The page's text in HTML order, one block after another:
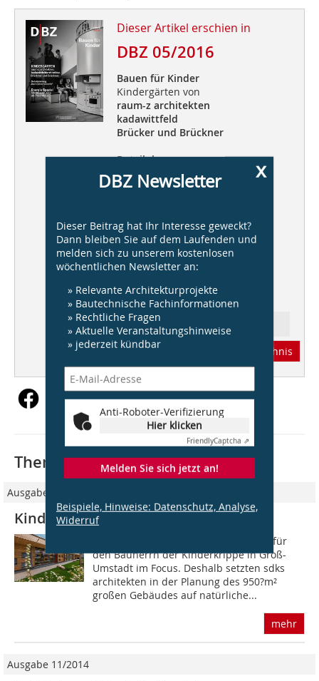
Dieser Artikel erschien in
DBZ 05/2016
Bauen für Kinder
Kindergärten von
raum-z architekten
kadawittfeld
Brücker und Brückner
Detailplanung
„Barrierefreie Schwelle“
Heftpate
Raum-z architekten
Ressort: Architektur
Abonnement Inhaltsverzeichnis
x
DBZ Newsletter
Dieser Beitrag hat Ihr Interesse geweckt?
Dann bleiben Sie auf dem Laufenden und
melden sich zu unserem kostenlosen
wöchentlichen Newsletter an:
» Relevante Architekturprojekte
» Bautechnische Fachinformationen
» Rechtliche Fragen
» Aktuelle Veranstaltungshinweise
» jederzeit kündbar
Anti-Roboter-Verifizierung
Hier klicken
FriendlyCaptcha ⇗
Melden Sie sich jetzt an!
Beispiele, Hinweise: Datenschutz, Analyse,
Widerruf
Thematisch passende Artikel:
Ausgabe 05/2017
Kinderkrippe, Groß-Umstadt
Nachhaltigkeit und Ökologie standen für
den Bauherrn der Kinderkrippe in Groß-
Umstadt im Focus. Deshalb setzten sdks
architekten in der Planung des 950?m²
großen Gebäudes auf natürliche...
mehr
Ausgabe 11/2014